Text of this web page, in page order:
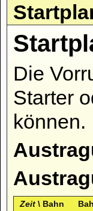
Die
Starter
können.
Zeit \ Bahn